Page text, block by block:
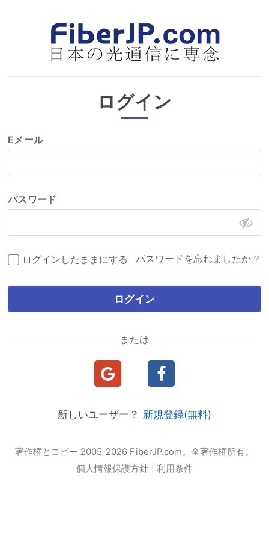
ログイン
Eメール
パスワード
ログインしたままにする パスワードを忘れましたか？
ログイン
または
新しいユーザー？ 新規登録(無料)
著作権とコピー 2005-2026 FiberJP.com。全著作権所有。
個人情報保護方針
利用条件